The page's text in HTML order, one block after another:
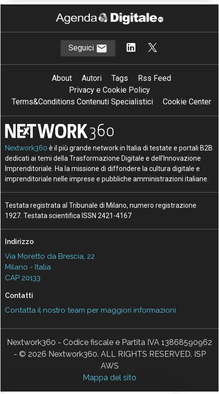
Seguici
About Autori Tags
Rss Feed
Privacy e Cookie Policy
Terms&Conditions Contenuti Specialistici
Cookie Center
Nextwork360 è il più grande network in Italia di testate e portali B2B
dedicati ai temi della Trasformazione Digitale e dell’Innovazione
Imprenditoriale. Ha la missione di diffondere la cultura digitale e
imprenditoriale nelle imprese e pubbliche amministrazioni italiane.
Testata registrata al Tribunale di Milano, numero registrazione
1927. Testata scientifica ISSN 2421-4167
Indirizzo
Via Moretto da Brescia, 22
Milano - Italia
CAP 20133
Contatti
Contatta il nostro team per maggiori informazioni
Nextwork360 - Codice fiscale e Partita IVA 13868590962
- © 2026 Nextwork360. ALL RIGHTS RESERVED. ISP
AWS
Mappa del sito